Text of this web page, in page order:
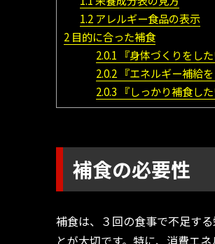
1.2アレルギー食品の表示
2 目的に合った補食
2.0.1 『身体づくりをした
2.0.2『エネルギー補給を
2.0.3 『しっかり補食した
補食の必要性
補食は、３回の食事で不足す
とが大切です。特に、消費エ